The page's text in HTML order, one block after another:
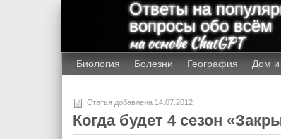
Ответы на
вопросы обо всём
на основе ChatGPT
Биология Болезни География Дом и
Статья добавлена 14.07.2012
Когда будет 4 сезон